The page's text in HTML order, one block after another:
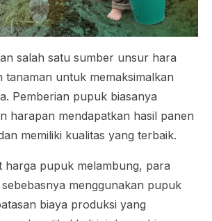
salah satu sumber unsur hara
tanaman untuk memaksimalkan
Pemberian pupuk biasanya
harapan mendapatkan hasil panen
memiliki kualitas yang terbaik.
harga pupuk melambung, para
menggunakan pupuk
biaya produksi yang